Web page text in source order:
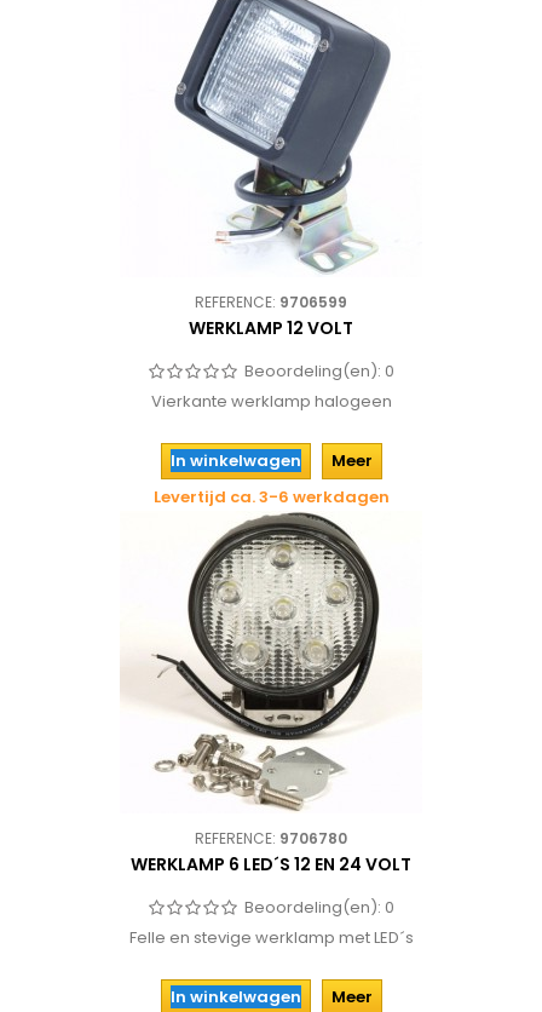
REFERENCE: 9706599
WERKLAMP 12 VOLT
Beoordeling(en): 0
Vierkante werklamp halogeen
In winkelwagen
Meer
Levertijd ca. 3-6 werkdagen
REFERENCE: 9706780
WERKLAMP 6 LED´S 12 EN 24 VOLT
Beoordeling(en): 0
Felle en stevige werklamp met LED´s
In winkelwagen
Meer